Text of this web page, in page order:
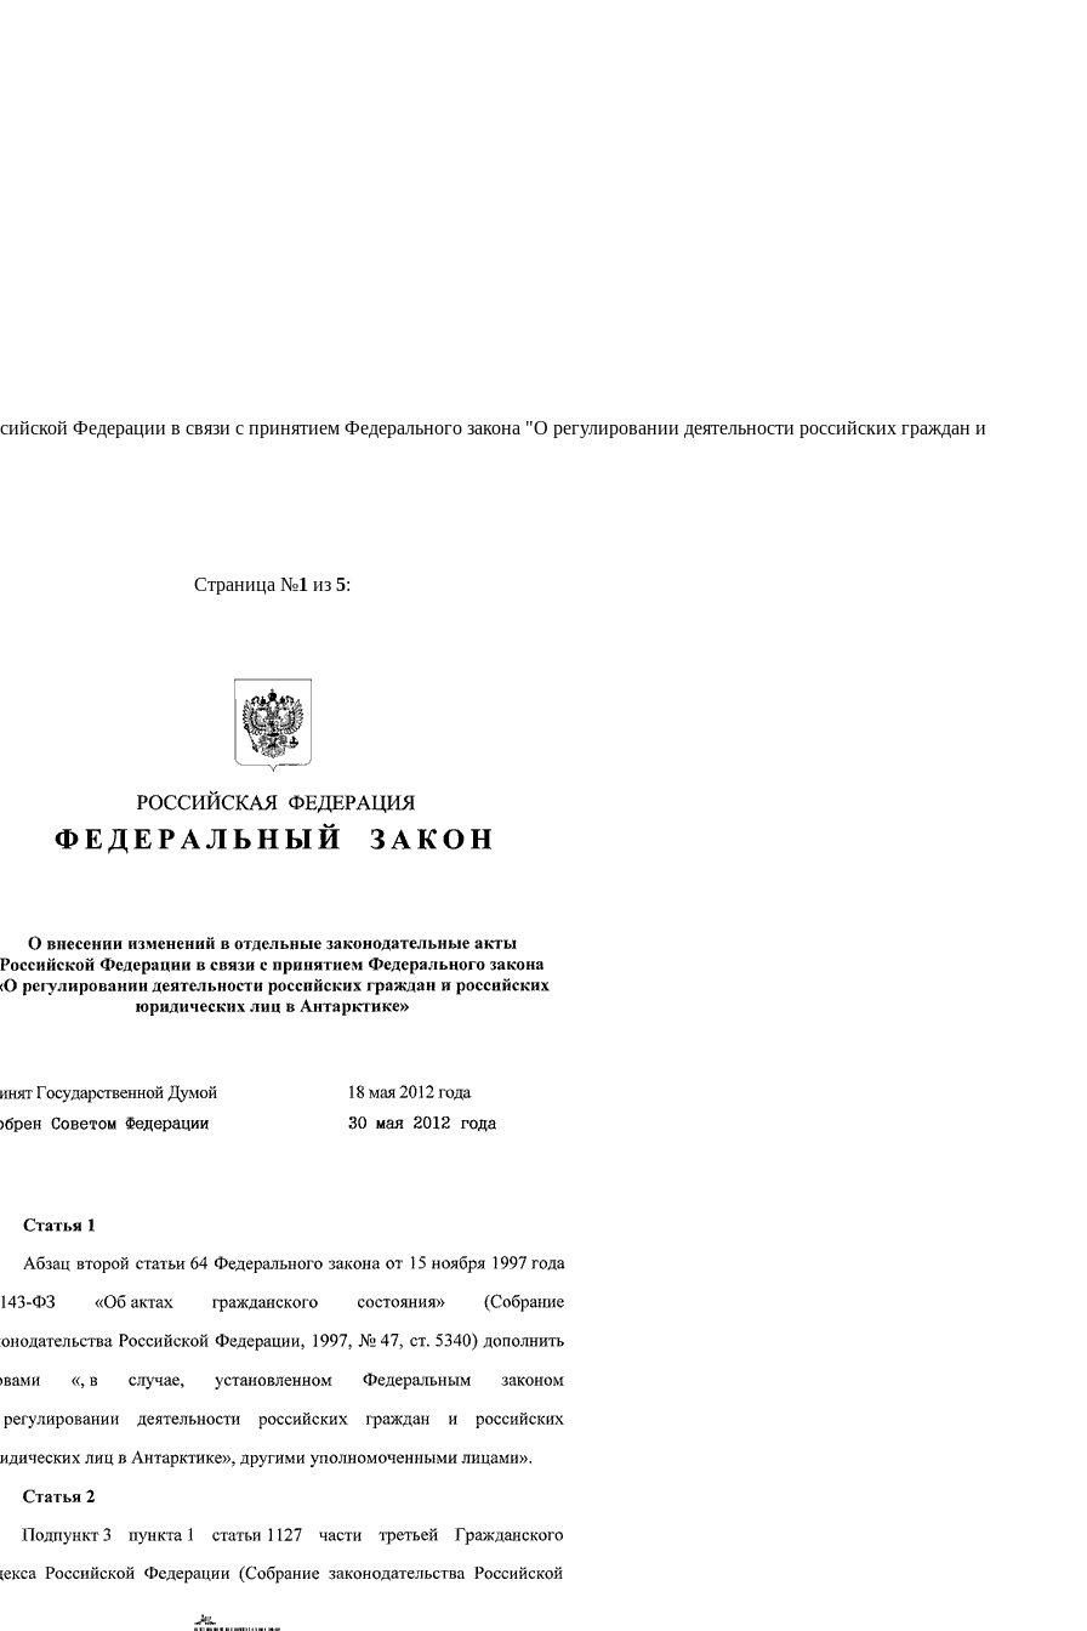
Федерации в связи с принятием Федерального закона "О регулировании деятельности российских граждан и
Страница №1 из 5: